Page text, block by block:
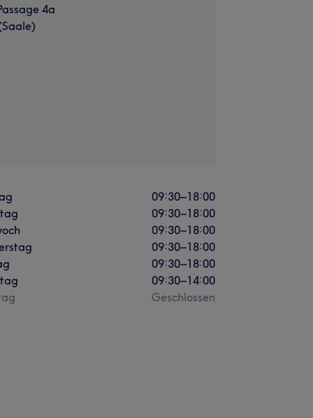
4a
09:30–18:00
09:30–18:00
09:30–18:00
09:30–18:00
09:30–18:00
09:30–14:00
Geschlossen